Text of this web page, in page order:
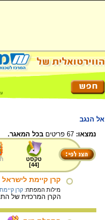
אל הנגב
נמצאו:
בכל המאגר.
טקסט
[
44
]
קרן קיימת לישראל
מילות המפתח: קרן
הקרן המרכזית של התנועה הציונית. הקרן נוסדה ב-